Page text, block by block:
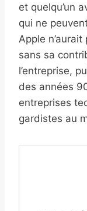
et quelqu’un
qui ne
Apple
sans sa
l’entreprise,
des années
entreprises
gardistes au